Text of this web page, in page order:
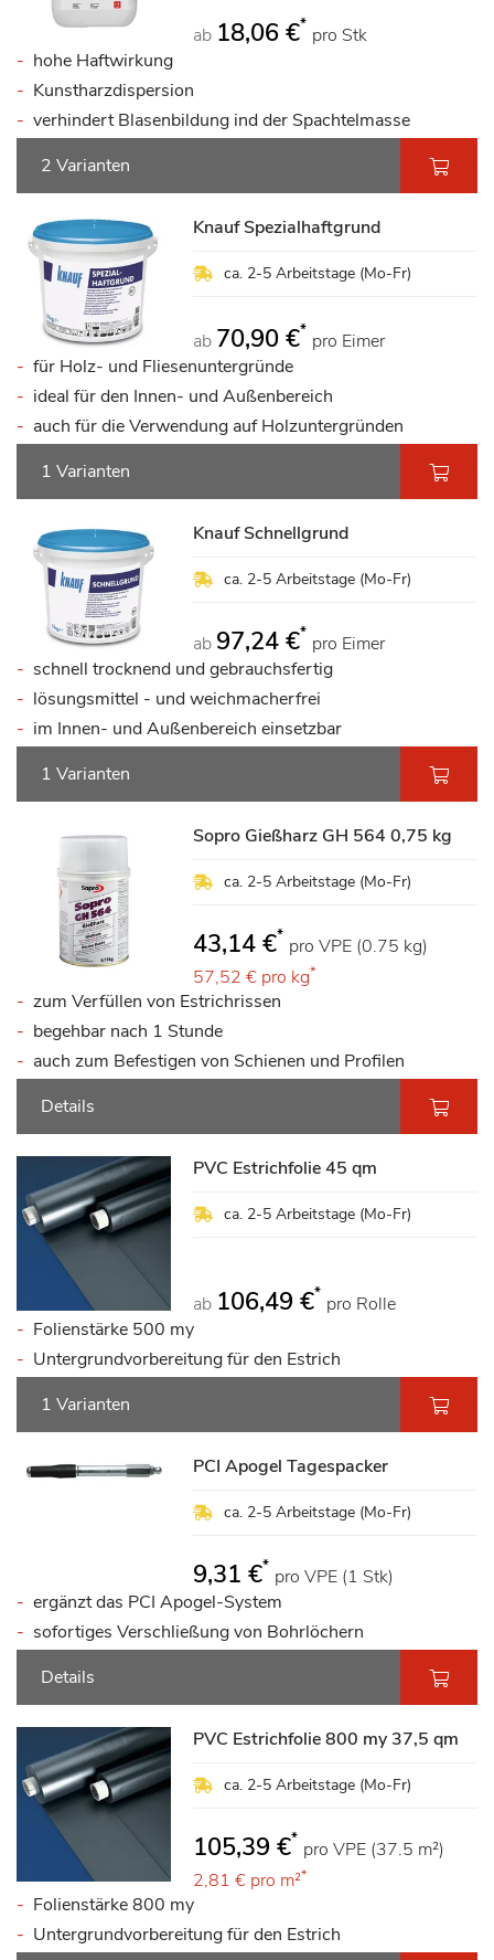
ab 18,06 €* pro Stk
hohe Haftwirkung
Kunstharzdispersion
verhindert Blasenbildung ind der Spachtelmasse
2 Varianten
Knauf Spezialhaftgrund
ca. 2-5 Arbeitstage (Mo-Fr)
ab 70,90 €* pro Eimer
für Holz- und Fliesenuntergründe
ideal für den Innen- und Außenbereich
auch für die Verwendung auf Holzuntergründen
1 Varianten
Knauf Schnellgrund
ca. 2-5 Arbeitstage (Mo-Fr)
ab 97,24 €* pro Eimer
schnell trocknend und gebrauchsfertig
lösungsmittel - und weichmacherfrei
im Innen- und Außenbereich einsetzbar
1 Varianten
Sopro Gießharz GH 564 0,75 kg
ca. 2-5 Arbeitstage (Mo-Fr)
43,14 €* pro VPE (0.75 kg)
57,52 € pro kg*
zum Verfüllen von Estrichrissen
begehbar nach 1 Stunde
auch zum Befestigen von Schienen und Profilen
Details
PVC Estrichfolie 45 qm
ca. 2-5 Arbeitstage (Mo-Fr)
ab 106,49 €* pro Rolle
Folienstärke 500 my
Untergrundvorbereitung für den Estrich
1 Varianten
PCI Apogel Tagespacker
ca. 2-5 Arbeitstage (Mo-Fr)
9,31 €* pro VPE (1 Stk)
ergänzt das PCI Apogel-System
sofortiges Verschließung von Bohrlöchern
Details
PVC Estrichfolie 800 my 37,5 qm
ca. 2-5 Arbeitstage (Mo-Fr)
105,39 €* pro VPE (37.5 m²)
2,81 € pro m²*
Folienstärke 800 my
Untergrundvorbereitung für den Estrich